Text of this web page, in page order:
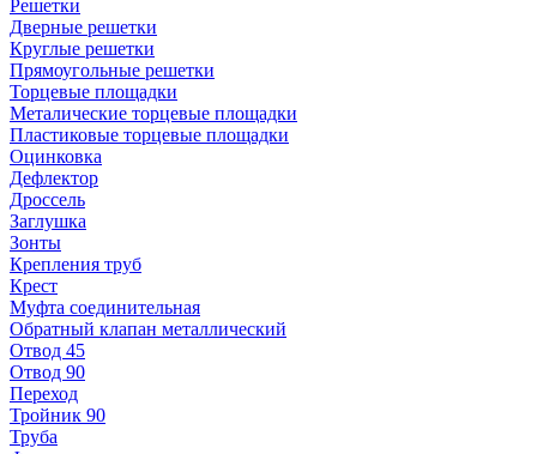
Решетки
Дверные решетки
Круглые решетки
Прямоугольные решетки
Торцевые площадки
Металические торцевые площадки
Пластиковые торцевые площадки
Оцинковка
Дефлектор
Дроссель
Заглушка
Зонты
Крепления труб
Крест
Муфта соединительная
Обратный клапан металлический
Отвод 45
Отвод 90
Переход
Тройник 90
Труба